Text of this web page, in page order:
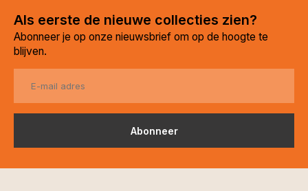
Als eerste de nieuwe collecties zien?
Abonneer je op onze nieuwsbrief om op de hoogte te
blijven.
Abonneer